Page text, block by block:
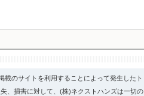
載のサイトを利用することによって発生したト
、損害に対して、(株)ネクストハンズは一切の